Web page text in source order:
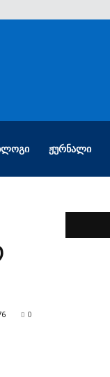
ᲟᲣᲠᲜᲐᲚᲘ
0